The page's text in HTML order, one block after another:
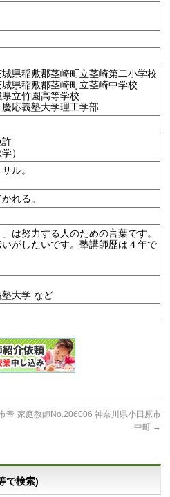
県稲敷郡茎崎町立茎崎第二小学校
県稲敷郡茎崎町立茎崎中学校
立竹園高等学校
応義塾大学理工学部
許
）
ル。
れる。
」は努力する人のための言葉です。
がしたいです。塾講師歴は４年で
大学 など
帝 家庭教師No.206006 神奈川県小田原市
中町 →
で検索)